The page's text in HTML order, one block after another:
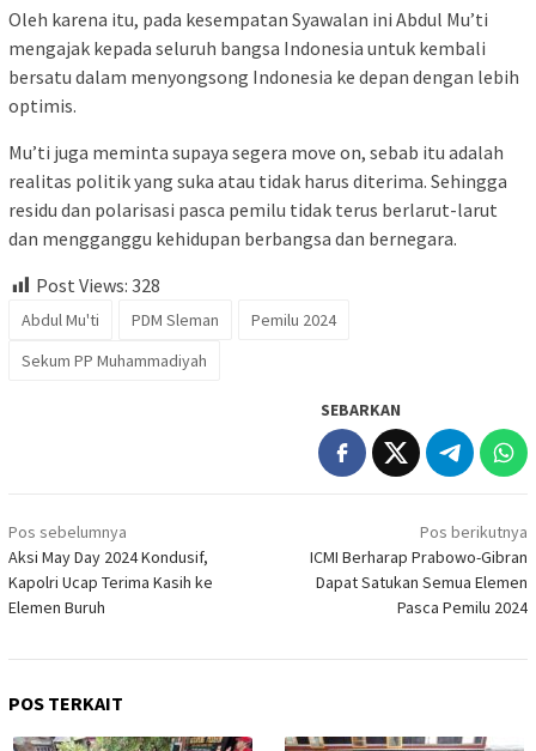
Oleh karena itu, pada kesempatan Syawalan ini Abdul Mu’ti
mengajak kepada seluruh bangsa Indonesia untuk kembali
bersatu dalam menyongsong Indonesia ke depan dengan lebih
optimis.
Mu’ti juga meminta supaya segera move on, sebab itu adalah
realitas politik yang suka atau tidak harus diterima. Sehingga
residu dan polarisasi pasca pemilu tidak terus berlarut-larut
dan mengganggu kehidupan berbangsa dan bernegara.
Post Views: 328
Abdul Mu'ti PDM Sleman
Pemilu 2024
Sekum PP Muhammadiyah
SEBARKAN
Navigasi
pos
Pos sebelumnya
Aksi May Day 2024 Kondusif,
Kapolri Ucap Terima Kasih ke
Elemen Buruh
Pos berikutnya
ICMI Berharap Prabowo-Gibran
Dapat Satukan Semua Elemen
Pasca Pemilu 2024
POS TERKAIT